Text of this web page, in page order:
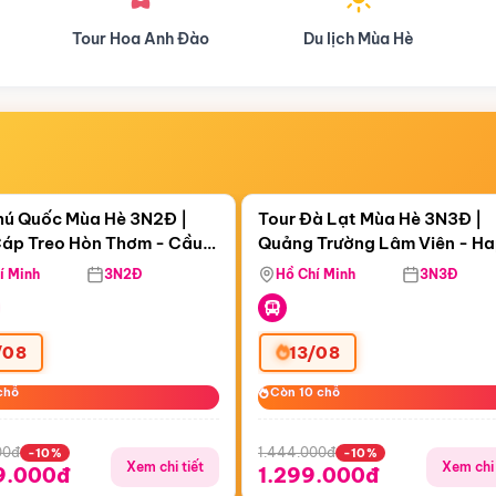
Du lịch Mùa Hè Du lịch Mùa Thu
00:12:53
Treo Hòn Thơm
Quốc Mùa Hè 3N2Đ |
Treo Hòn Thơm - Cầu
Viên Nước Aquatopia
Minh 3N2Đ
-10%
Xem chi tiết
Còn05 ngày 00:12:53
Tour Đà Lạt Mùa Hè 3N3Đ |
Quảng Trường Lâm Viên -
Hill - Puppy Farm
Hồ Chí Minh 3N3Đ
13/08
Còn 10 chỗ
Còn 10 chỗ
1.444.000đ -10%
1.299.000đ Xem